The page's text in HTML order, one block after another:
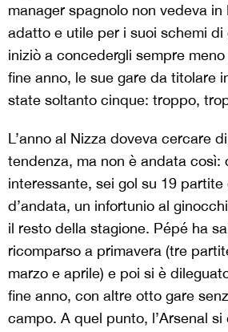
manager spagnolo non vedeva
adatto e utile per i suoi schemi
iniziò a concedergli sempre
fine anno, le sue gare da titolare
state soltanto cinque: troppo,
L’anno al Nizza doveva cercare
tendenza, ma non è andata così:
interessante, sei gol su 19
d’andata, un infortunio al
il resto della stagione. Pépé ha
ricomparso a primavera (tre
marzo e aprile) e poi si è
fine anno, con altre otto gare
campo. A quel punto, l’Arsenal